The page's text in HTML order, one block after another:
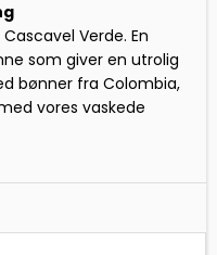
Verde. En
som giver en utrolig
bønner fra Colombia,
vores vaskede